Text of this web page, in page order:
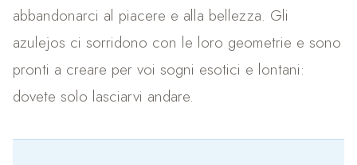
abbandonarci al piacere e alla bellezza. Gli
azulejos ci sorridono con le loro geometrie e sono
pronti a creare per voi sogni esotici e lontani:
dovete solo lasciarvi andare.